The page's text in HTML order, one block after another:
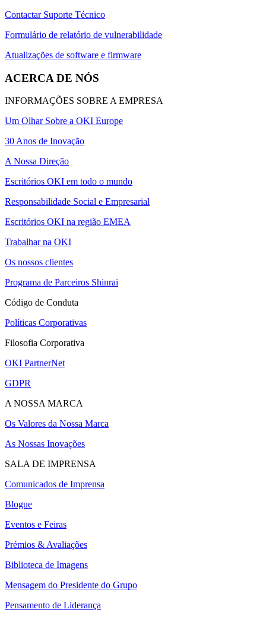
Contactar Suporte Técnico
Formulário de relatório de vulnerabilidade
Atualizações de software e firmware
ACERCA DE NÓS
INFORMAÇÕES SOBRE A EMPRESA
Um Olhar Sobre a OKI Europe
30 Anos de Inovação
A Nossa Direção
Escritórios OKI em todo o mundo
Responsabilidade Social e Empresarial
Escritórios OKI na região EMEA
Trabalhar na OKI
Os nossos clientes
Programa de Parceiros Shinrai
Código de Conduta
Políticas Corporativas
Filosofia Corporativa
OKI PartnerNet
GDPR
A NOSSA MARCA
Os Valores da Nossa Marca
As Nossas Inovações
SALA DE IMPRENSA
Comunicados de Imprensa
Blogue
Eventos e Feiras
Prémios & Avaliações
Biblioteca de Imagens
Mensagem do Presidente do Grupo
Pensamento de Liderança